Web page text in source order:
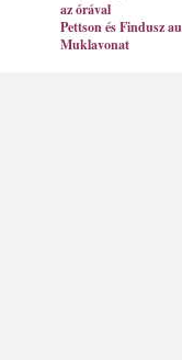
az órával
Pettson és Findusz
Muklavonat